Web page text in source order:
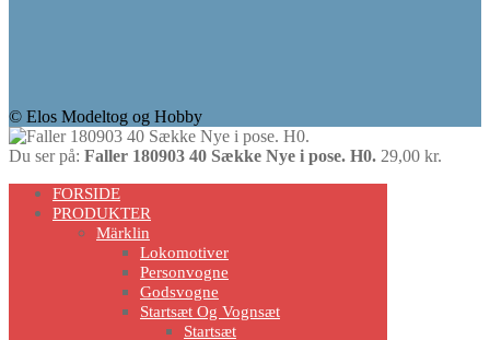
© Elos Modeltog og Hobby
Du ser på: Faller 180903 40 Sække Nye i pose. H0. 29,00 kr.
Scroll
Up
FORSIDE
PRODUKTER
Märklin
Lokomotiver
Personvogne
Godsvogne
Startsæt Og Vognsæt
Startsæt